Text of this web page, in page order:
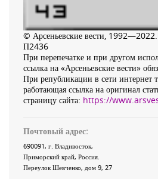
© Арсеньевские вести,
П2436
При перепечатке и при другом
ссылка на «Арсеньевские вести»
При републикации в сети интернет
работающая ссылка на оригинал
страницу сайта: https://
Почтовый адрес:
690091, г. Владивосток,
Приморский край, Россия
Переулок Шевченко, дом 9, 27